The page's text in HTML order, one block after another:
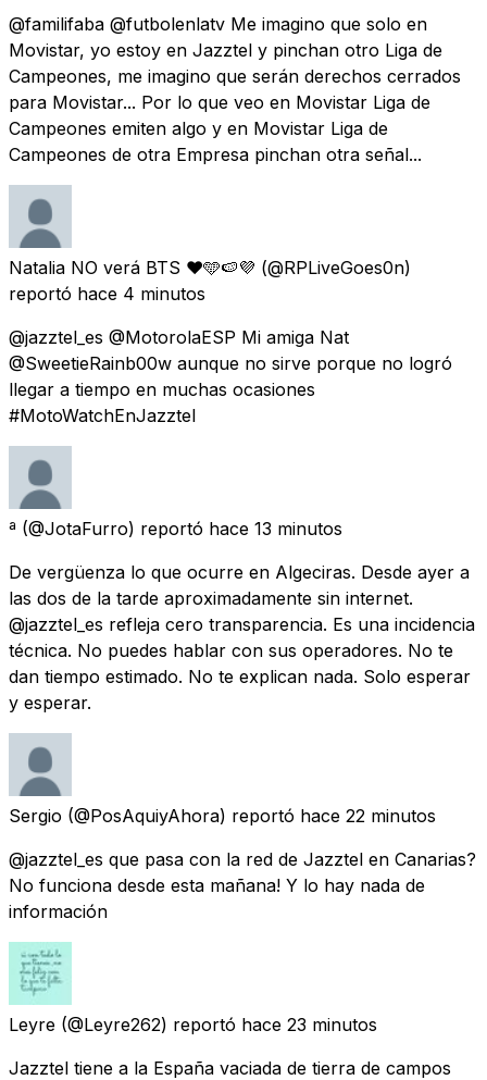
@familifaba @futbolenlatv Me imagino que solo en
Movistar, yo estoy en Jazztel y pinchan otro Liga de
Campeones, me imagino que serán derechos cerrados
para Movistar... Por lo que veo en Movistar Liga de
Campeones emiten algo y en Movistar Liga de
Campeones de otra Empresa pinchan otra señal...
Natalia NO verá BTS ❤🩵🍉💜 (@RPLiveGoes0n)
reportó hace 4 minutos
@jazztel_es @MotorolaESP Mi amiga Nat
@SweetieRainb00w aunque no sirve porque no logró
llegar a tiempo en muchas ocasiones
#MotoWatchEnJazztel
ª (@JotaFurro) reportó hace 13 minutos
De vergüenza lo que ocurre en Algeciras. Desde ayer a
las dos de la tarde aproximadamente sin internet.
@jazztel_es refleja cero transparencia. Es una incidencia
técnica. No puedes hablar con sus operadores. No te
dan tiempo estimado. No te explican nada. Solo esperar
y esperar.
Sergio (@PosAquiyAhora) reportó hace 22 minutos
@jazztel_es que pasa con la red de Jazztel en Canarias?
No funciona desde esta mañana! Y lo hay nada de
información
Leyre (@Leyre262) reportó hace 23 minutos
Jazztel tiene a la España vaciada de tierra de campos